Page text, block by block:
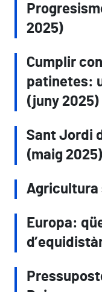
2025)
Cumplir
patinetes:
(juny 2025)
Sant Jordi
(maig 2025)
Agricultura
Europa: